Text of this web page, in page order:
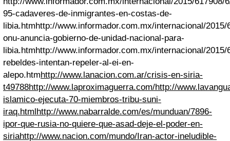
95-cadaveres-de-inmigrantes-en-costas-de-
libia.htmhttp://www.informador.com.mx/internacional/2015/
onu-anuncia-gobierno-de-unidad-nacional-para-
libia.htmhttp://www.informador.com.mx/internacional/2015/
rebeldes-intentan-repeler-al-ei-en-
alepo.htmhttp://www.lanacion.com.ar/crisis-en-siria-
t49788http://www.laproximaguerra.com/http://
islamico-ejecuta-70-miembros-tribu-suni-
iraq.htmlhttp://www.nabarralde.com/es/munduan/7896-
ipor-que-rusia-no-quiere-que-asad-deje-el-poder-en-
siriahttp://www.nacion.com/mundo/Iran-actor-ineludible-